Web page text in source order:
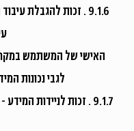
9.1.6 . זכות להגבלת
האישי של המשתמש
לגבי נכונות
9.1.7 . זכות לניידות